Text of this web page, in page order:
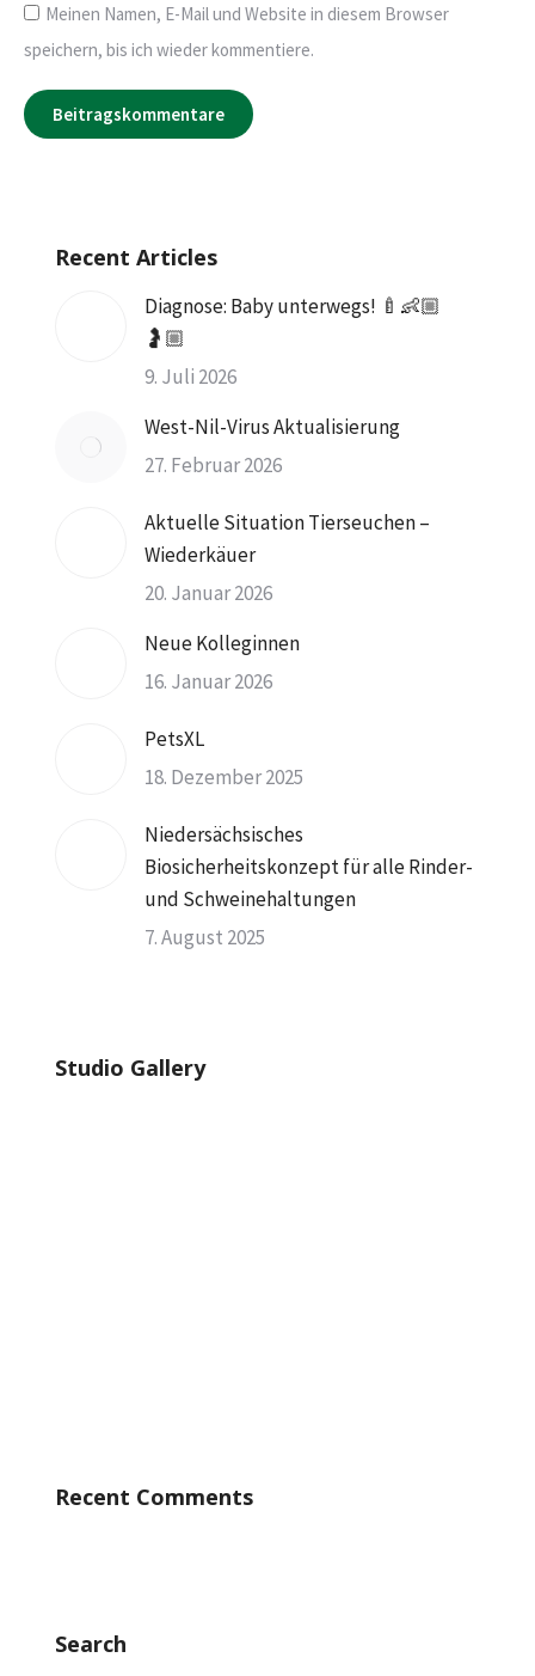
Meinen Namen, E-Mail und Website in diesem Browser
speichern, bis ich wieder kommentiere.
Beitragskommentare
Recent Articles
Diagnose: Baby unterwegs! 🍼👶🏼
🤰🏼
9. Juli 2026
West-Nil-Virus Aktualisierung
27. Februar 2026
Aktuelle Situation Tierseuchen –
Wiederkäuer
20. Januar 2026
Neue Kolleginnen
16. Januar 2026
PetsXL
18. Dezember 2025
Niedersächsisches
Biosicherheitskonzept für alle Rinder-
und Schweinehaltungen
7. August 2025
Studio Gallery
Recent Comments
Search